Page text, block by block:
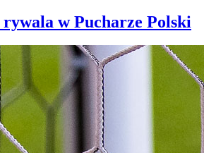
rywala w Pucharze Polski